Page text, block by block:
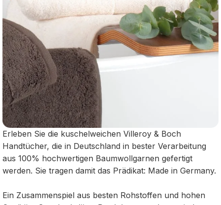
Erleben Sie die kuschelweichen Villeroy & Boch
Handtücher, die in Deutschland in bester Verarbeitung
aus 100% hochwertigen Baumwollgarnen gefertigt
werden. Sie tragen damit das Prädikat: Made in Germany.
Ein Zusammenspiel aus besten Rohstoffen und hohen